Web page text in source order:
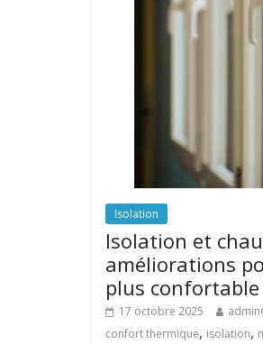
Isolation
Isolation et
améliorations
plus confortable
17 octobre 2025
confort thermique, isolation,